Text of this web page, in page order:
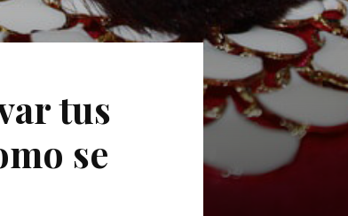
tus
se